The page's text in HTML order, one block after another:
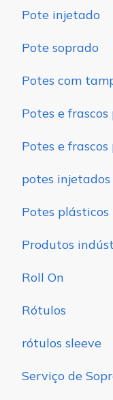
Pote injetado
Pote soprado
Potes com
Potes e
Potes e
potes injetados
Potes plásticos
Produtos
Roll On
Rótulos
rótulos sleeve
Serviço de